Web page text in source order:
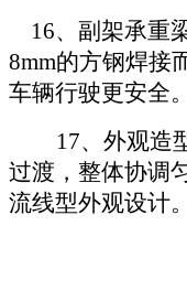
16、副架承重
8mm的方钢焊接
车辆行驶更安全。
17、 外观造
过渡，整体协调
流线型外观设计。